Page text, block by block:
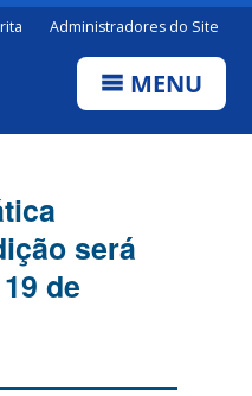
Administradores do Site
MENU
será
de